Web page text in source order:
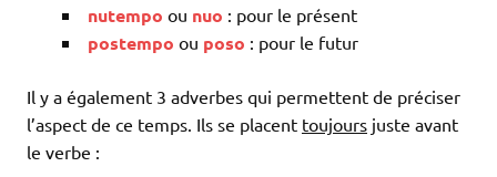
nutempo ou nuo : pour le présent
postempo ou poso : pour le futur
Il y a également 3 adverbes qui permettent de préciser
l’aspect de ce temps. Ils se placent toujours juste avant
le verbe :